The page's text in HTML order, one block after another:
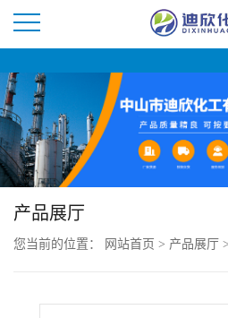
司
首
页
公
产品展厅
您当前的位置： 网站首页 > 产品展厅 >